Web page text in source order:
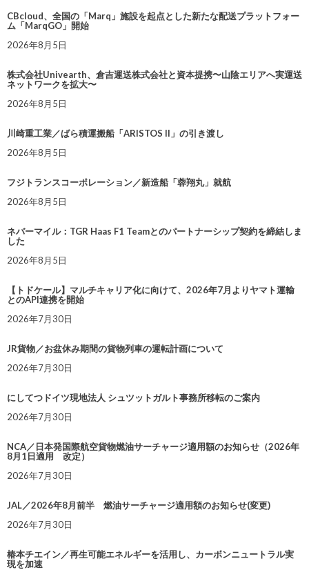
CBcloud、全国の「Marq」施設を起点とした新たな配送プラットフォー
ム「MarqGO」開始
2026年8月5日
株式会社Univearth、倉吉運送株式会社と資本提携〜山陰エリアへ実運送
ネットワークを拡大〜
2026年8月5日
川崎重工業／ばら積運搬船「ARISTOS II」の引き渡し
2026年8月5日
フジトランスコーポレーション／新造船「蓉翔丸」就航
2026年8月5日
ネバーマイル：TGR Haas F1 Teamとのパートナーシップ契約を締結しま
した
2026年8月5日
【トドケール】マルチキャリア化に向けて、2026年7月よりヤマト運輸
とのAPI連携を開始
2026年7月30日
JR貨物／お盆休み期間の貨物列車の運転計画について
2026年7月30日
にしてつドイツ現地法人 シュツットガルト事務所移転のご案内
2026年7月30日
NCA／日本発国際航空貨物燃油サーチャージ適用額のお知らせ（2026年
8月1日適用 改定）
2026年7月30日
JAL／2026年8月前半 燃油サーチャージ適用額のお知らせ(変更)
2026年7月30日
椿本チエイン／再生可能エネルギーを活用し、カーボンニュートラル実
現を加速